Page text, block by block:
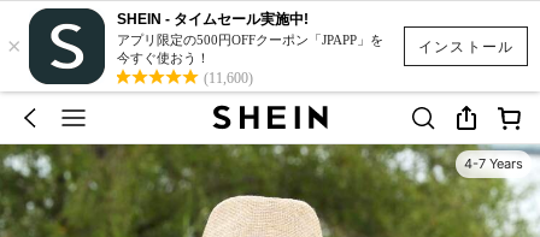
インストール
×
SHEIN - タイムセール実施中!
アプリ限定の500円OFFクーポン「JPAPP」を
今すぐ使おう！
(11,600)
4-7 Years